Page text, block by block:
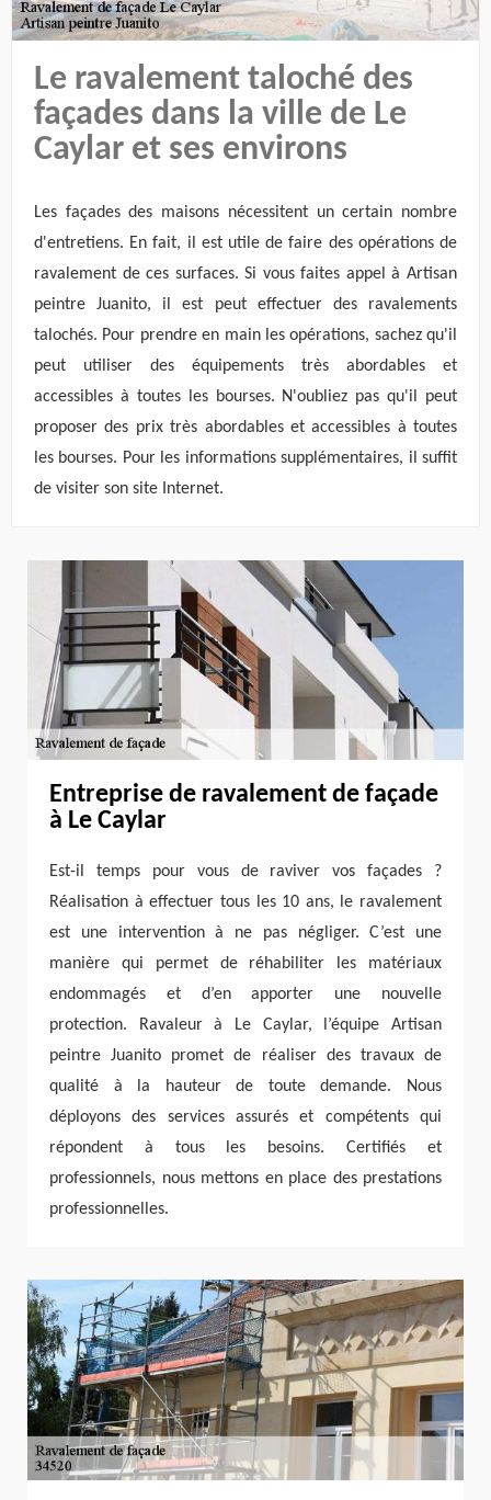
Le ravalement taloché des
façades dans la ville de Le
Caylar et ses environs
Les façades des maisons nécessitent un certain nombre
d'entretiens. En fait, il est utile de faire des opérations de
ravalement de ces surfaces. Si vous faites appel à Artisan
peintre Juanito, il est peut effectuer des ravalements
talochés. Pour prendre en main les opérations, sachez qu'il
peut utiliser des équipements très abordables et
accessibles à toutes les bourses. N'oubliez pas qu'il peut
proposer des prix très abordables et accessibles à toutes
les bourses. Pour les informations supplémentaires, il suffit
de visiter son site Internet.
Entreprise de ravalement de façade
à Le Caylar
Est-il temps pour vous de raviver vos façades ?
Réalisation à effectuer tous les 10 ans, le ravalement
est une intervention à ne pas négliger. C’est une
manière qui permet de réhabiliter les matériaux
endommagés et d’en apporter une nouvelle
protection. Ravaleur à Le Caylar, l’équipe Artisan
peintre Juanito promet de réaliser des travaux de
qualité à la hauteur de toute demande. Nous
déployons des services assurés et compétents qui
répondent à tous les besoins. Certifiés et
professionnels, nous mettons en place des prestations
professionnelles.